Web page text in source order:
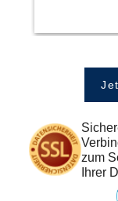
zum
Ihrer